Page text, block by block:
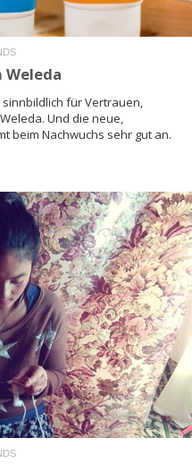
Weleda
für Vertrauen,
Und die neue,
beim Nachwuchs sehr gut an.